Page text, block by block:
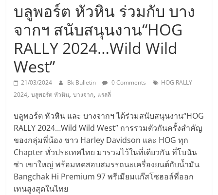
บลูพอร์ต หัวหิน ร่วมกับ บาง
จากฯ สนับสนุนงาน“HOG
RALLY 2024…Wild Wild
West”
21/03/2024 Bk Bulletin 0 Comments
HOG RALLY
2024,บลูพอร์ต หัวหิน,บางจาก, แรลลี่
บลูพอร์ต หัวหิน และ บางจากฯ ได้ร่วมสนับสนุนงาน“HOG
RALLY 2024…Wild Wild West” การรวมตัวกันครั้งสำคัญ
ของกลุ่มพี่น้อง ชาว Harley Davidson และ HOG ทุก
Chapter ทั่วประเทศไทย มารวมไว้ในที่เดียวกัน ที่โบนัน
ซ่า เขาใหญ่ พร้อมทดสอบสมรรถนะเครื่องยนต์กับน้ำมัน
Bangchak Hi Premium 97 พรีเมียมแก๊สโซฮอล์ที่ออก
เทนสูงสุดในไทย